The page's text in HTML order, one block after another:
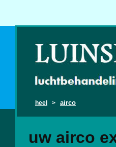
heel > airco
uw airco